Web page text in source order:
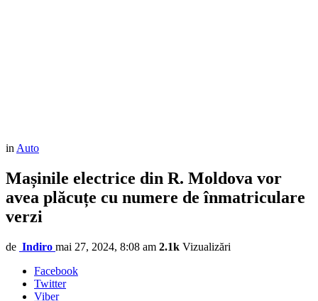
in Auto
Mașinile electrice din R. Moldova vor
avea plăcuțe cu numere de înmatriculare
verzi
de Indiro mai 27, 2024, 8:08 am 2.1k Vizualizări
Facebook
Twitter
Viber